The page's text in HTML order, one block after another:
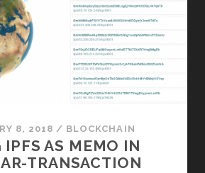
8, 2018 / BLOCKCHAIN
IPFS AS MEMO IN
TRANSACTION